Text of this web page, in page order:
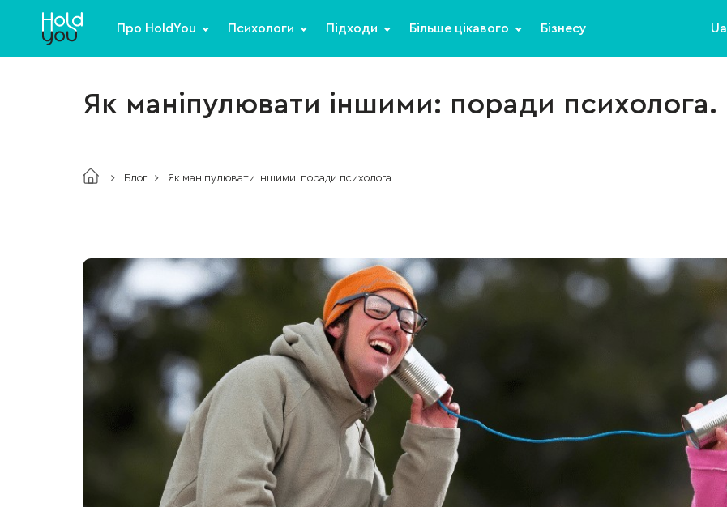
Про HoldYou Психологи Підходи Більше цікавого Бізнесу Ua
Як маніпулювати іншими: поради психолога.
Блог Як маніпулювати іншими: поради психолога.